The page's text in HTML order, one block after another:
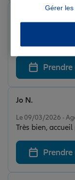
Note de 5 sur 5
Le 10/03/2026 -
Prendre
Le 09/03/2026 -
Très bien,
Jo N.
Prendre
Gérer